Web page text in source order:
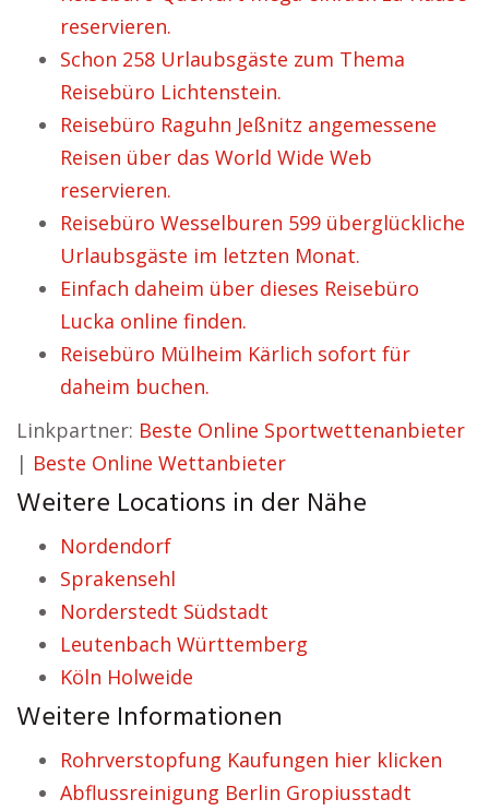
reservieren.
Schon 258 Urlaubsgäste zum Thema
Reisebüro Lichtenstein.
Reisebüro Raguhn Jeßnitz angemessene
Reisen über das World Wide Web
reservieren.
Reisebüro Wesselburen 599 überglückliche
Urlaubsgäste im letzten Monat.
Einfach daheim über dieses Reisebüro
Lucka online finden.
Reisebüro Mülheim Kärlich sofort für
daheim buchen.
Linkpartner: Beste Online Sportwettenanbieter
| Beste Online Wettanbieter
Weitere Locations in der Nähe
Nordendorf
Sprakensehl
Norderstedt Südstadt
Leutenbach Württemberg
Köln Holweide
Weitere Informationen
Rohrverstopfung Kaufungen hier klicken
Abflussreinigung Berlin Gropiusstadt